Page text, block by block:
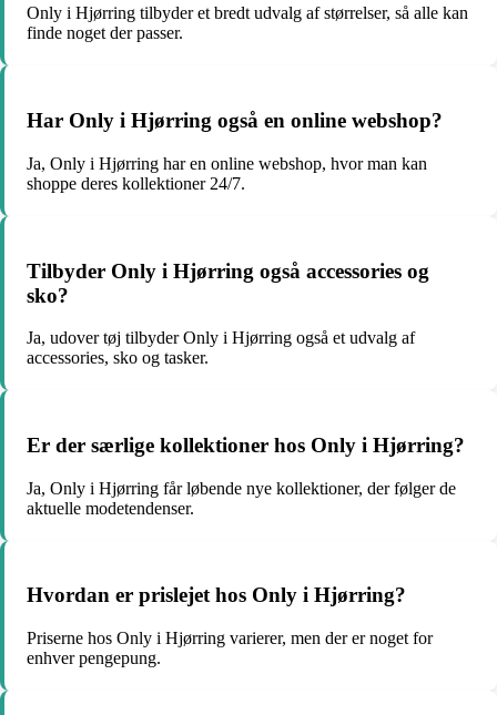
Only i Hjørring tilbyder et bredt udvalg af størrelser, så alle kan
finde noget der passer.
Har Only i Hjørring også en online webshop?
Ja, Only i Hjørring har en online webshop, hvor man kan
shoppe deres kollektioner 24/7.
Tilbyder Only i Hjørring også accessories og
sko?
Ja, udover tøj tilbyder Only i Hjørring også et udvalg af
accessories, sko og tasker.
Er der særlige kollektioner hos Only i Hjørring?
Ja, Only i Hjørring får løbende nye kollektioner, der følger de
aktuelle modetendenser.
Hvordan er prislejet hos Only i Hjørring?
Priserne hos Only i Hjørring varierer, men der er noget for
enhver pengepung.